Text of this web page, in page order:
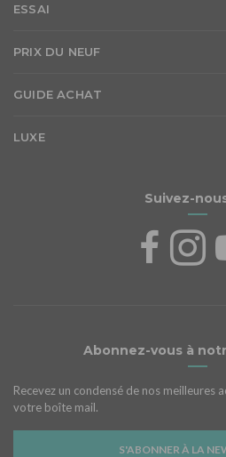
ESSAI
PRIX DU NEUF
GUIDE ACHAT
LUXE
Suivez-
Abonnez-vous à
Recevez un condensé de nos meilleures
votre boîte mail.
S'ABONNER À LA